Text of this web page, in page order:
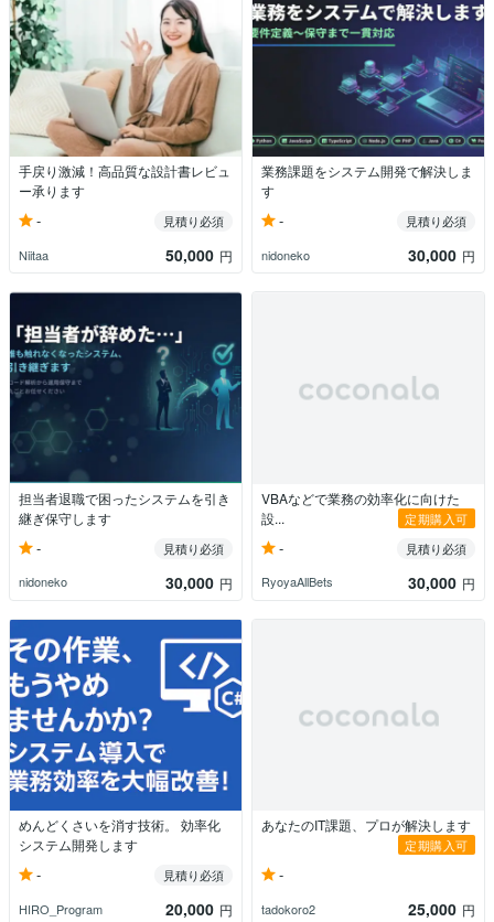
手戻り激減！高品質な設計書レビュ
ー承ります
-
見積り必須
Niitaa
50,000 円
業務課題をシステム開発で解決しま
す
-
見積り必須
nidoneko
30,000 円
担当者退職で困ったシステムを引き
継ぎ保守します
-
見積り必須
nidoneko
30,000 円
VBAなどで業務の効率化に向けた
設...
定期購入可
-
見積り必須
RyoyaAllBets
30,000 円
めんどくさいを消す技術。 効率化
システム開発します
-
見積り必須
HIRO_Program
20,000 円
あなたのIT課題、プロが解決します
定期購入可
-
tadokoro2 25,000 円